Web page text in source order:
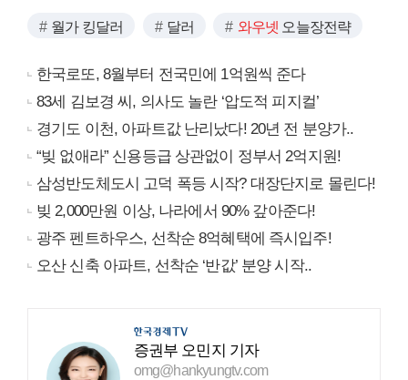
월가 킹달러 달러 와우넷 오늘장전략
한국로또, 8월부터 전국민에 1억원씩 준다
83세 김보경 씨, 의사도 놀란 ‘압도적 피지컬’
경기도 이천, 아파트값 난리났다! 20년 전 분양가..
“빚 없애라” 신용등급 상관없이 정부서 2억지원!
삼성반도체도시 고덕 폭등 시작? 대장단지로 몰린다!
빚 2,000만원 이상, 나라에서 90% 갚아준다!
광주 펜트하우스, 선착순 8억혜택에 즉시입주!
오산 신축 아파트, 선착순 ‘반값’ 분양 시작..
증권부 오민지 기자
omg@hankyungtv.com